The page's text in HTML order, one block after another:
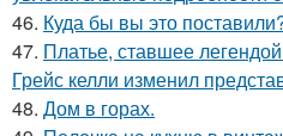
46. Куда бы вы это
47. Платье, ставшее
Грейс келли изменил
48. Дом в горах.